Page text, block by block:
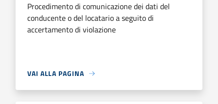
Procedimento di comunicazione dei dati del
conducente o del locatario a seguito di
accertamento di violazione
VAI ALLA PAGINA